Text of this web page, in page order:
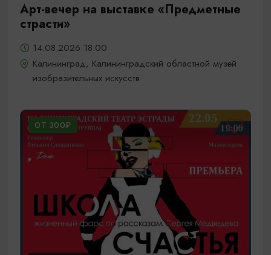
Арт-вечер на выставке «Предметные
страсти»
14.08.2026 18:00
Калининград, Калининградский областной музей
изобразительных искусств
ОТ 300₽